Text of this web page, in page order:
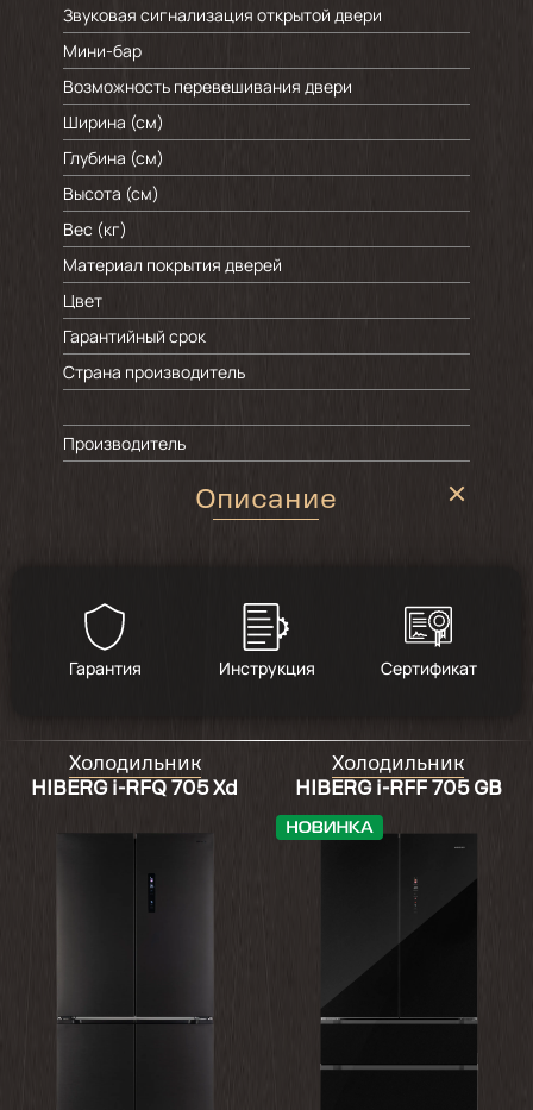
Звуковая сигнализация открытой двери
Мини-бар
Возможность перевешивания двери
Ширина (см)
Глубина (см)
Высота (см)
Вес (кг)
Материал покрытия дверей
Цвет
Гарантийный срок
Страна производитель
Производитель
Описание
Гарантия Инструкция Сертификат
Холодильник
HIBERG i-RFQ 705 Xd
Холодильник
HIBERG i-RFF 705 GB